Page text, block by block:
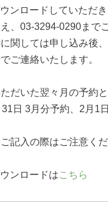
ンロードしていただ
、03-3294-0290まで
関しては申し込み後
ご連絡いたします。
だいた翌々月の予約と
日 3月分予約、2月1
記入の際はご注意くだ
ンロードはこちら